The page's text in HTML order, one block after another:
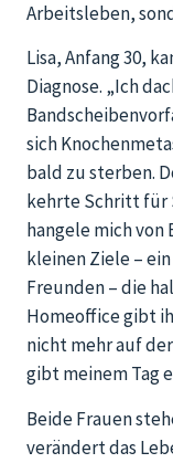
Arbeitsleben,
Lisa, Anfang 30,
Diagnose. „Ich
sich
bald zu sterben.
kehrte Schritt für
hangele mich von
kleinen Ziele –
Freunden – die
Homeoffice gibt
nicht mehr auf
gibt meinem Tag
Beide Frauen
verändert das